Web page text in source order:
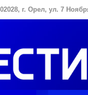
г. Орел, ул. 7